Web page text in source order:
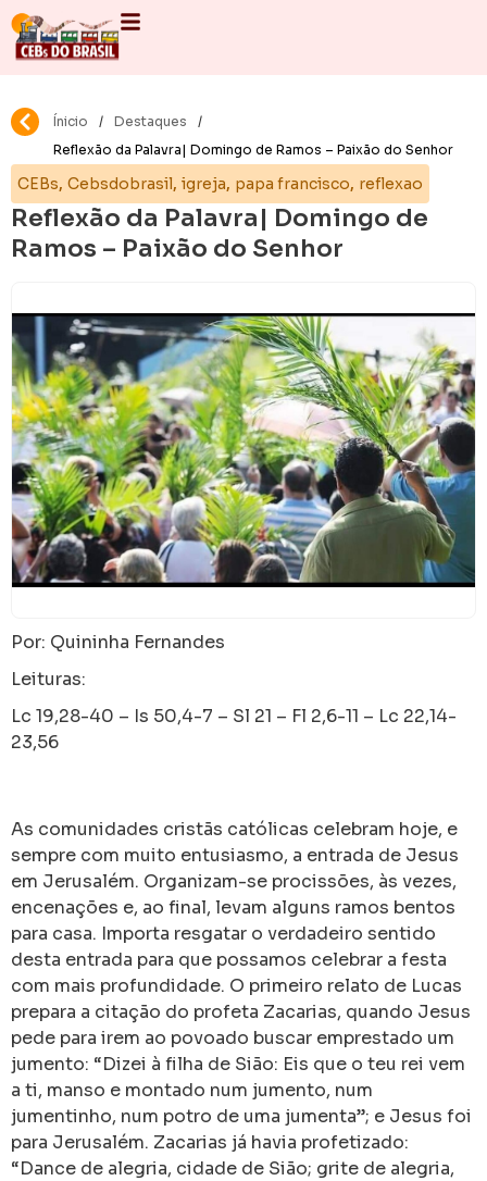
Ínicio / Destaques
/
Reflexão da Palavra| Domingo de Ramos – Paixão do Senhor
CEBs, Cebsdobrasil, igreja, papa francisco, reflexao
Reflexão da Palavra| Domingo de
Ramos – Paixão do Senhor
Por: Quininha Fernandes
Leituras:
Lc 19,28-40 – Is 50,4-7 – Sl 21 – Fl 2,6-11 – Lc 22,14-
23,56
As comunidades cristãs católicas celebram hoje, e
sempre com muito entusiasmo, a entrada de Jesus
em Jerusalém. Organizam-se procissões, às vezes,
encenações e, ao final, levam alguns ramos bentos
para casa. Importa resgatar o verdadeiro sentido
desta entrada para que possamos celebrar a festa
com mais profundidade. O primeiro relato de Lucas
prepara a citação do profeta Zacarias, quando Jesus
pede para irem ao povoado buscar emprestado um
jumento: “Dizei à filha de Sião: Eis que o teu rei vem
a ti, manso e montado num jumento, num
jumentinho, num potro de uma jumenta”; e Jesus foi
para Jerusalém. Zacarias já havia profetizado:
“Dance de alegria, cidade de Sião; grite de alegria,